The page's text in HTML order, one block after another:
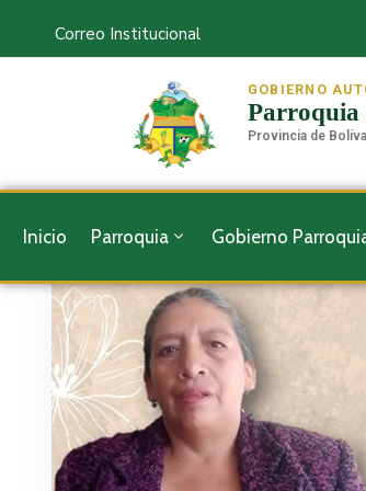
Correo Institucional
GOBIERNO
Parroquia
Provincia de
Inicio Parroquia Gobierno